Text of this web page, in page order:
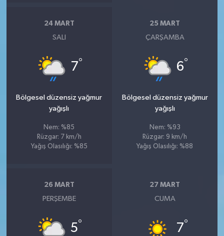
24 MART
SALI
7°
Bölgesel düzensiz yağmur
yağışlı
Nem: %85
Rüzgar: 7 km/h
Yağış Olasılığı: %85
25 MART
ÇARŞAMBA
6°
Bölgesel düzensiz yağmur
yağışlı
Nem: %93
Rüzgar: 9 km/h
Yağış Olasılığı: %88
26 MART
PERŞEMBE
5°
27 MART
CUMA
7°